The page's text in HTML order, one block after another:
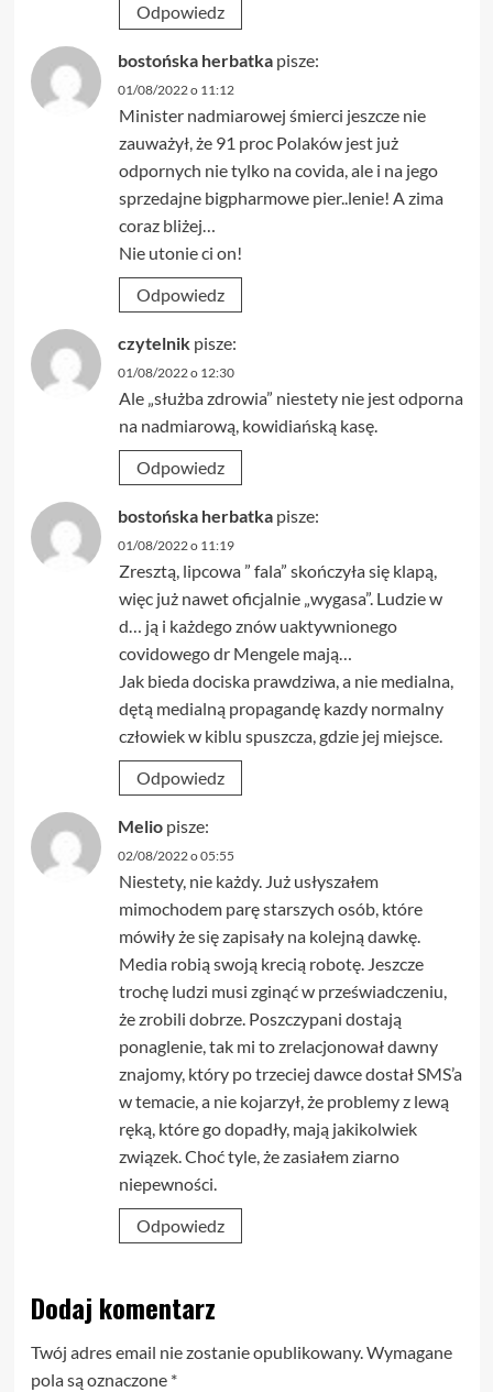
Odpowiedz
bostońska herbatka pisze:
01/08/2022 o 11:12
Minister nadmiarowej śmierci jeszcze nie
zauważył, że 91 proc Polaków jest już
odpornych nie tylko na covida, ale i na jego
sprzedajne bigpharmowe pier..lenie! A zima
coraz bliżej…
Nie utonie ci on!
Odpowiedz
czytelnik pisze:
01/08/2022 o 12:30
Ale „służba zdrowia” niestety nie jest odporna
na nadmiarową, kowidiańską kasę.
Odpowiedz
bostońska herbatka pisze:
01/08/2022 o 11:19
Zresztą, lipcowa ” fala” skończyła się klapą,
więc już nawet oficjalnie „wygasa”. Ludzie w
d… ją i każdego znów uaktywnionego
covidowego dr Mengele mają…
Jak bieda dociska prawdziwa, a nie medialna,
dętą medialną propagandę kazdy normalny
człowiek w kiblu spuszcza, gdzie jej miejsce.
Odpowiedz
Melio pisze:
02/08/2022 o 05:55
Niestety, nie każdy. Już usłyszałem
mimochodem parę starszych osób, które
mówiły że się zapisały na kolejną dawkę.
Media robią swoją krecią robotę. Jeszcze
trochę ludzi musi zginąć w przeświadczeniu,
że zrobili dobrze. Poszczypani dostają
ponaglenie, tak mi to zrelacjonował dawny
znajomy, który po trzeciej dawce dostał SMS’a
w temacie, a nie kojarzył, że problemy z lewą
ręką, które go dopadły, mają jakikolwiek
związek. Choć tyle, że zasiałem ziarno
niepewności.
Odpowiedz
Dodaj komentarz
Twój adres email nie zostanie opublikowany.Wymagane
pola są oznaczone *